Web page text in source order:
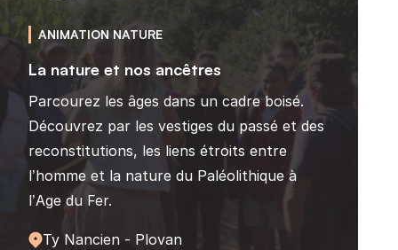
ANIMATION NATURE
La nature et nos ancêtres
Parcourez les âges dans un cadre boisé.
Découvrez par les vestiges du passé et des
reconstitutions, les liens étroits entre
l’homme et la nature du Paléolithique à
l’Age du Fer.
Ty Nancien - Plovan